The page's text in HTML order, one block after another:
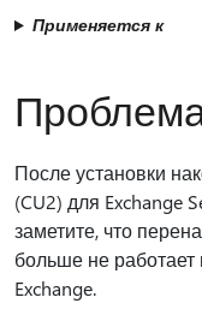
Применяется к
После установки
(CU2) для Exchange
заметите, что
больше не
Exchange.